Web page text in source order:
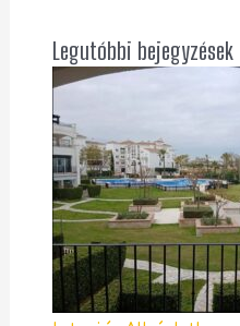
Legutóbbi bejegyzések